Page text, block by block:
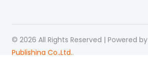
© 2026 All Rights Reserved | Powered by
Publishing Co.,Ltd..